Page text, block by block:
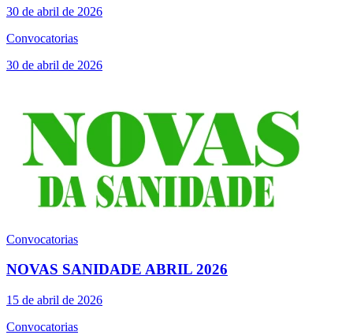
30 de abril de 2026
Convocatorias
30 de abril de 2026
Convocatorias
NOVAS SANIDADE ABRIL 2026
15 de abril de 2026
Convocatorias